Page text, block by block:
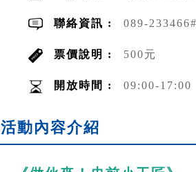
聯絡資訊 : 089-
票價說明 : 500元
開放時間 : 09:00-17:00
活動內容介紹